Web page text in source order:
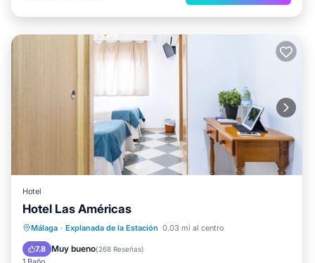
Hotel
Hotel Las Américas
Málaga · Explanada de la Estación 0.03 mi al centro
7.8 Muy bueno(268 Reseñas)
Aire acondicionado
Apto para niños
Accesible en silla de ruedas